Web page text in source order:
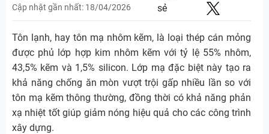
Cập nhật gần nhất: 18/04/2026
sẻ
Tôn lạnh, hay tôn mạ nhôm kẽm, là loại thép cán mỏng
được phủ lớp hợp kim nhôm kẽm với tỷ lệ 55% nhôm,
43,5% kẽm và 1,5% silicon. Lớp mạ đặc biệt này tạo ra
khả năng chống ăn mòn vượt trội gấp nhiều lần so với
tôn mạ kẽm thông thường, đồng thời có khả năng phản
xạ nhiệt tốt giúp giảm nóng hiệu quả cho các công trình
xây dựng.